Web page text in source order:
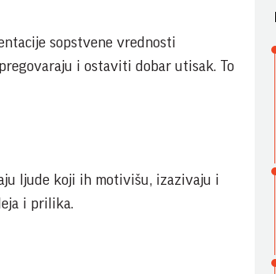
sopstvene vrednosti
i ostaviti dobar utisak. To
ljude koji ih motivišu, izazivaju i
i prilika.